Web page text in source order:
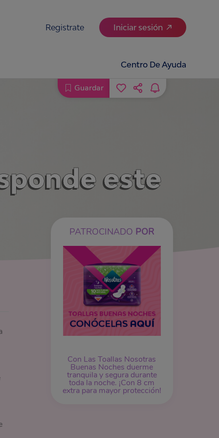
Registrate Iniciar sesión
Centro De Ayuda
este
PATROCINADO POR
Con Las Toallas Nosotras
Buenas Noches duerme
tranquila y segura durante
toda la noche. ¡Con 8 cm
extra para mayor protección!
Guardar